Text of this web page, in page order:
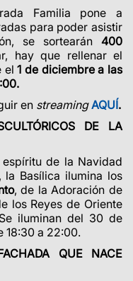
Familia pone a
para poder asistir
se sortearán 400
hay que rellenar el
el1 de diciembre a las
en streaming AQUÍ.
DE LA
de la Navidad
la Basílica ilumina los
, de la Adoración de
los Reyes de Oriente
iluminan del 30 de
18:30 a 22:00.
QUE NACE